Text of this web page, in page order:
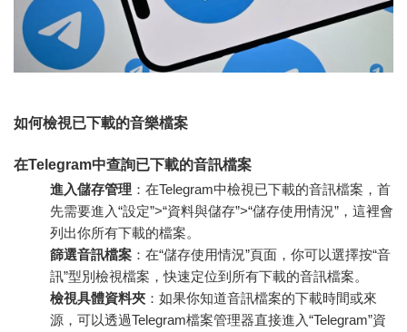
如何檢視已下載的音樂檔案
在Telegram中查詢已下載的音訊檔案
進入儲存管理 ：在Telegram中檢視已下載的音訊檔案，首
先需要進入“設定”>“資料與儲存”>“儲存使用情況”，這裡會
列出你所有下載的檔案。
篩選音訊檔案 ：在“儲存使用情況”頁面，你可以選擇按“音
訊”型別檢視檔案，快速定位到所有下載的音訊檔案。
檢視具體資料夾 ：如果你知道音訊檔案的下載時間或來
源，可以透過Telegram檔案管理器直接進入“Telegram”資